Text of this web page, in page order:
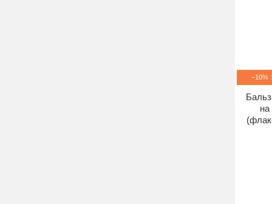
–10%
на